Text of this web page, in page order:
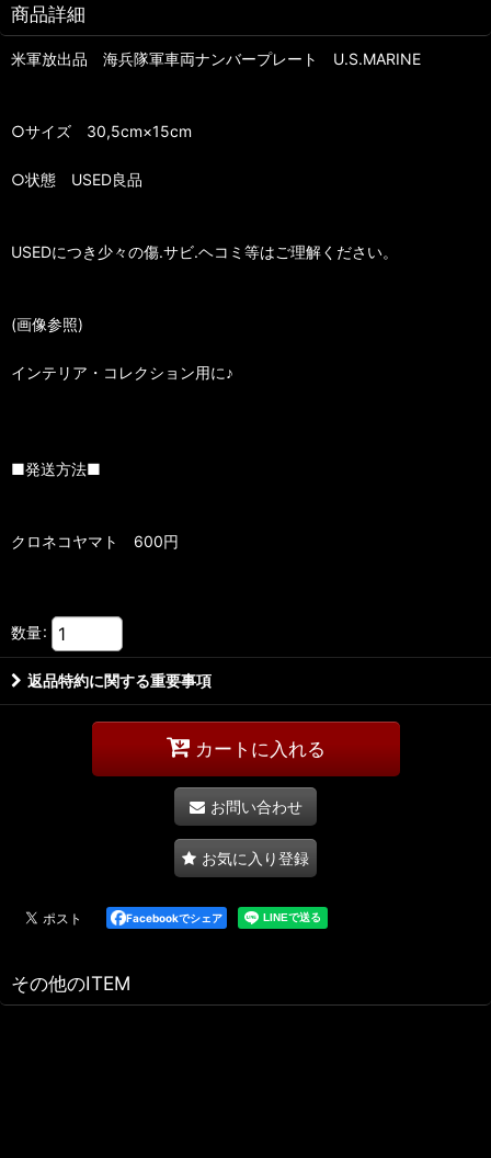
商品詳細
米軍放出品 海兵隊軍車両ナンバープレート U.S.MARINE
○サイズ 30,5cm×15cm
○状態 USED良品
USEDにつき少々の傷.サビ.ヘコミ等はご理解ください。
(画像参照)
インテリア・コレクション用に♪
■発送方法■
クロネコヤマト 600円
数量:
返品特約に関する重要事項
カートに入れる
お問い合わせ
お気に入り登録
Facebookでシェア
その他のITEM